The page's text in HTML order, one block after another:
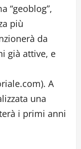
“geoblog”,
più
da
già attive, e
A
una
i primi anni